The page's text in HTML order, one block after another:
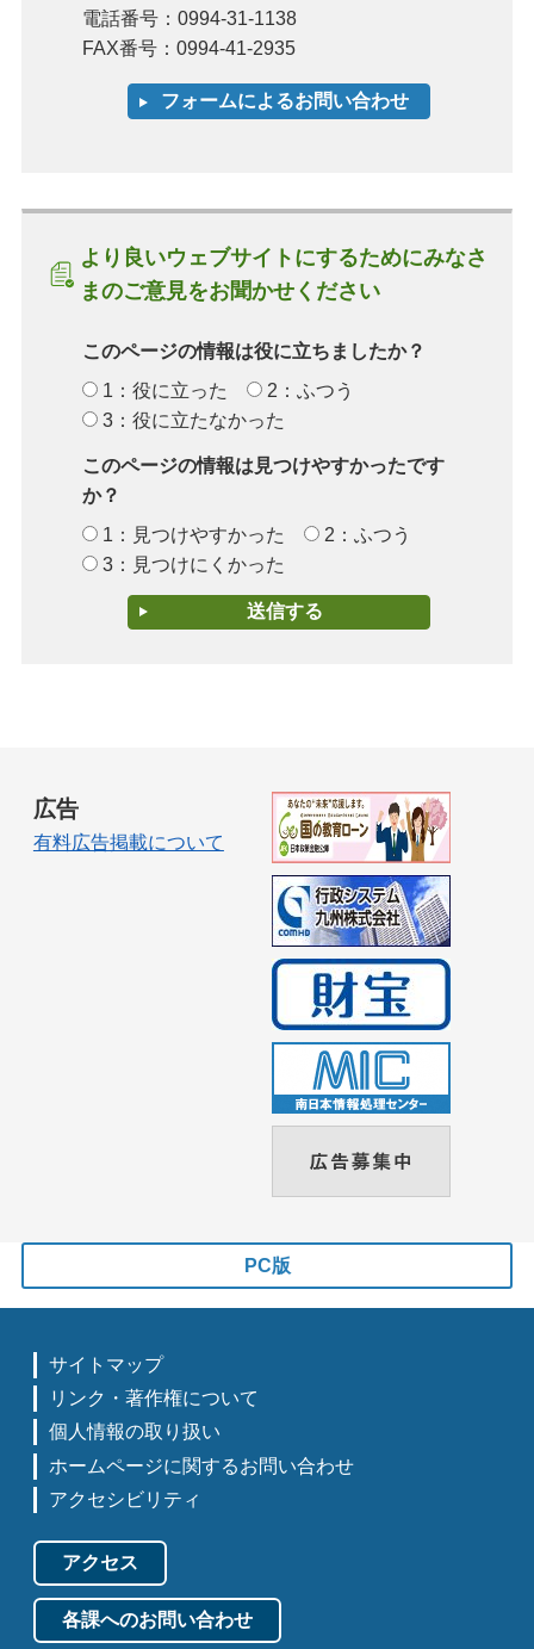
電話番号：0994-31-1138
FAX番号：0994-41-2935
より良いウェブサイトにするためにみなさ
まのご意見をお聞かせください
このページの情報は役に立ちましたか？
1：役に立った
2：ふつう
3：役に立たなかった
このページの情報は見つけやすかったです
か？
1：見つけやすかった
2：ふつう
3：見つけにくかった
広告
有料広告掲載について
PC版
サイトマップ
リンク・著作権について
個人情報の取り扱い
ホームページに関するお問い合わせ
アクセシビリティ
アクセス
各課へのお問い合わせ